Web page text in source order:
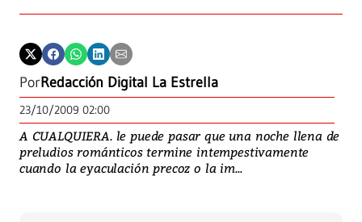
PorRedacción Digital La Estrella
23/10/2009 02:00
A CUALQUIERA. le puede pasar que una noche llena de
preludios románticos termine intempestivamente
cuando la eyaculación precoz o la im...